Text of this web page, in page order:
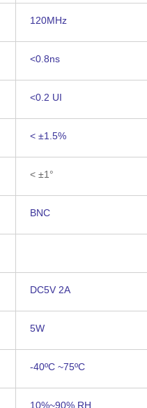
120MHz
<0.8ns
<0.2 UI
< ±1.5%
< ±1°
BNC
DC5V 2A
5W
-40ºC ~75ºC
10%~90% RH